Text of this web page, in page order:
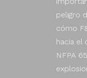
peligro
cómo
hacia el
NFPA